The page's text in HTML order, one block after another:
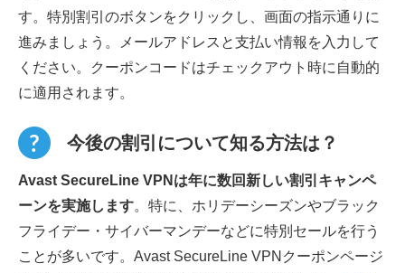
す。特別割引のボタンをクリックし、画面の指示通りに
進みましょう。メールアドレスと支払い情報を入力して
ください。クーポンコードはチェックアウト時に自動的
に適用されます。
今後の割引について知る方法は？
Avast SecureLine VPNは年に数回新しい割引キャンペ
ーンを実施します。特に、ホリデーシーズンやブラック
フライデー・サイバーマンデーなどに特別セールを行う
ことが多いです。Avast SecureLine VPNクーポンページ